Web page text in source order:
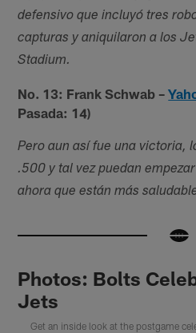
defensivo que incluyó tres
capturas y aniquilaron a los
Stadium.
No. 13: Frank Schwab –
Pasada: 14)
Pero aun así fue una victoria,
.500 y tal vez puedan
ahora que están más
Photos: Bolts
Jets
Get an inside look at the postgame